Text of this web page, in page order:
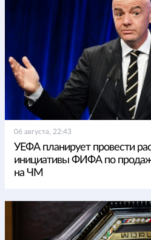
06 августа, 22:43
УЕФА планирует провести
инициативы ФИФА по
на ЧМ